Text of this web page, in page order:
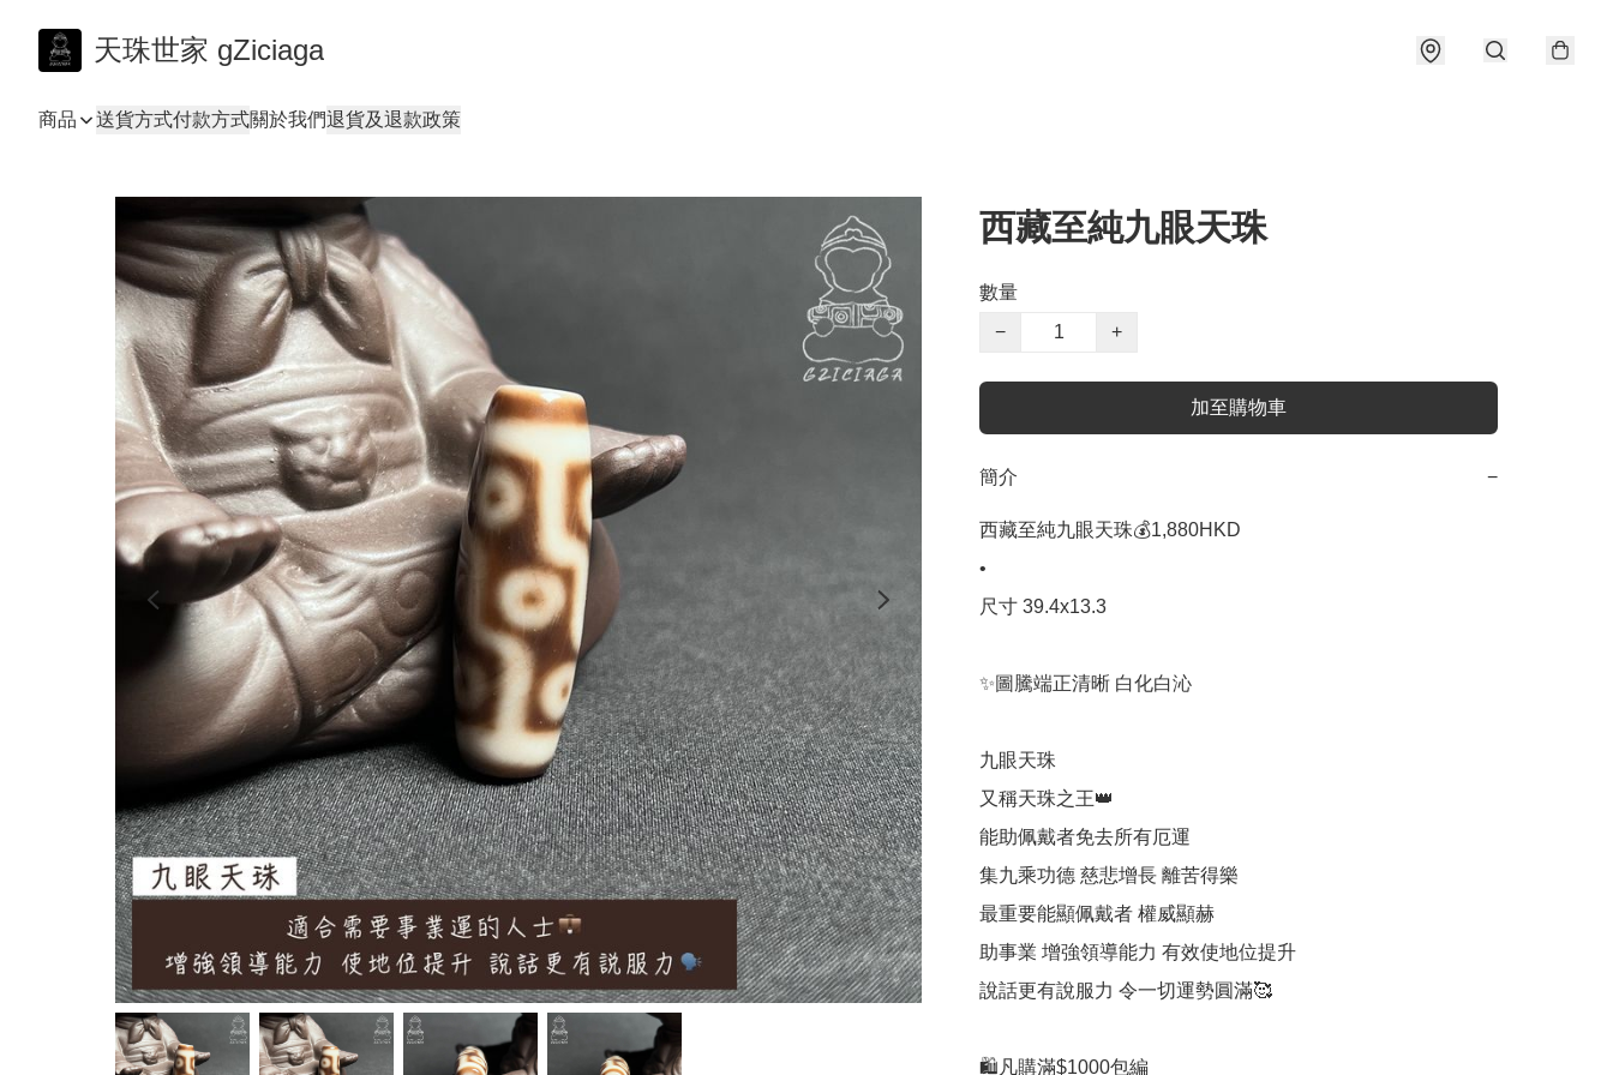
天珠世家 gZiciaga
商品 送貨方式付款方式關於我們退貨及退款政策
西藏至純九眼天珠
數量
−
+
加至購物車
簡介 −
西藏至純九眼天珠💰1,880HKD
•
尺寸 39.4x13.3
✨圖騰端正清晰 白化白沁
九眼天珠
又稱天珠之王👑
能助佩戴者免去所有厄運
集九乘功德 慈悲增長 離苦得樂
最重要能顯佩戴者 權威顯赫
助事業 增強領導能力 有效使地位提升
說話更有說服力 令一切運勢圓滿🥰
🛍凡購滿$1000包編